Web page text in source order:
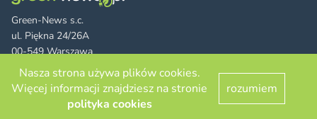
Green-News s.c.
ul. Piękna 24/26A
00-549 Warszawa
FacebookTwitter LinkedIn
RSS
© 2026 green-news.pl. All rights reserved.
Nasza strona używa plików cookies.
Więcej informacji znajdziesz na stronie
polityka cookies
rozumiem